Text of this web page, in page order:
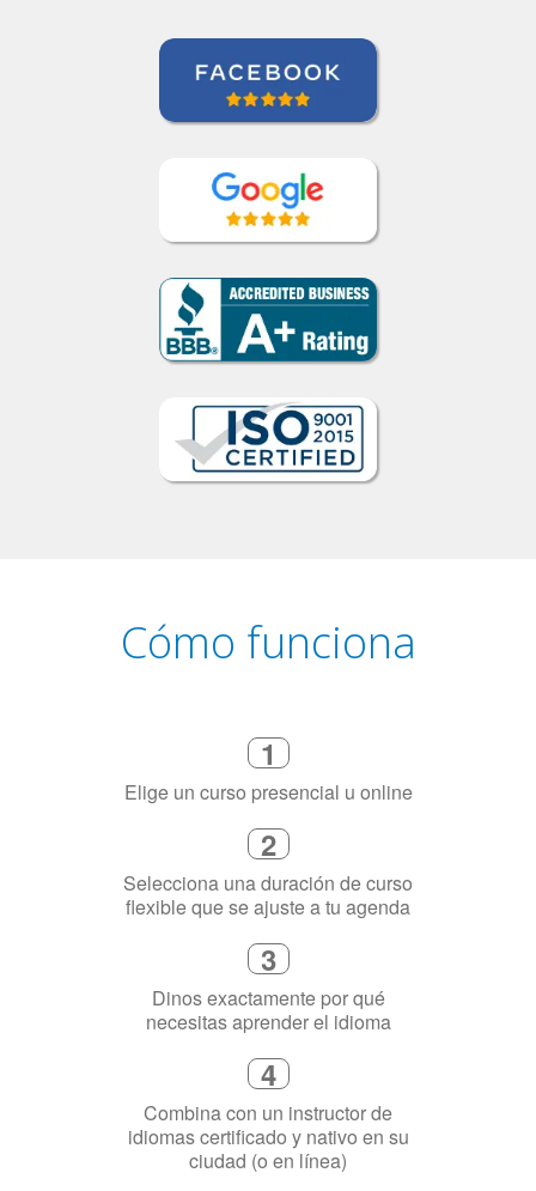
Cómo funciona
Elige un curso presencial u online
Selecciona una duración de curso
flexible que se ajuste a tu agenda
3
Dinos exactamente por qué
necesitas aprender el idioma
Combina con un instructor de
idiomas certificado y nativo en su
ciudad (o en línea)